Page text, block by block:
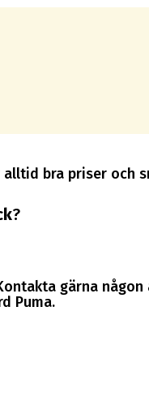
bra priser och
?
gärna
Puma.